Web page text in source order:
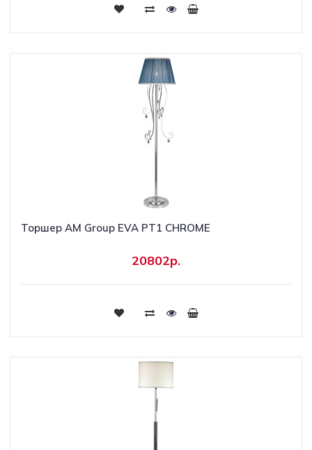
Купить
Торшер AM Group EVA PT1 CHROME
20802р.
Купить